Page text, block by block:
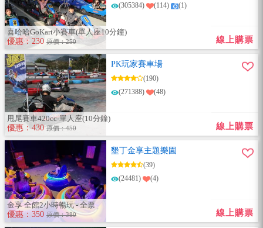
(305384)
(114) (1)
線上購票
喜哈哈GoKart小賽車(單人座10分鐘)
優惠：230 原價：250
PK玩家賽車場
(190)
(271388)
(48)
線上購票
甩尾賽車420cc-單人座(10分鐘)
優惠：430 原價：450
墾丁金享主題樂園
(39)
(24481)
(4)
線上購票
金享 全館2小時暢玩 - 全票
優惠：350 原價：380